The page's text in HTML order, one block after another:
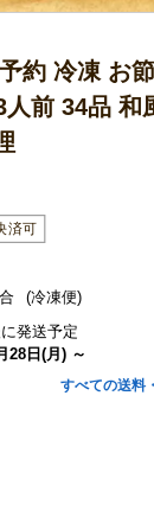
約 冷凍 お
前 34品 和
(冷凍便)
発送予定
28日(月) ～
すべての送料